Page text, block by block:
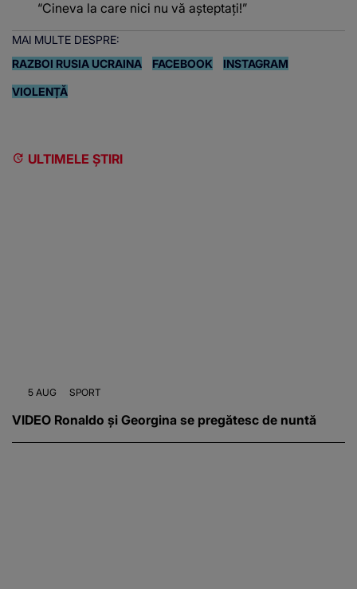
“Cineva la care nici nu vă așteptați!”
MAI MULTE DESPRE:
RAZBOI RUSIA UCRAINA
FACEBOOK INSTAGRAM
VIOLENȚĂ
ULTIMELE ȘTIRI
5 AUG SPORT
VIDEO Ronaldo și Georgina se pregătesc de nuntă